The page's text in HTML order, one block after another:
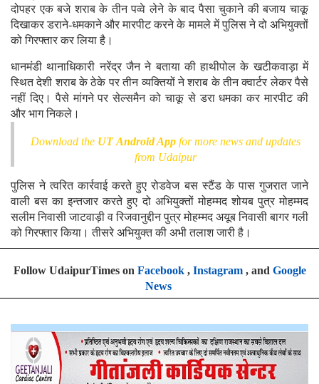
दोपहर एक बजे शराब के तीन पव्वे लेने के बाद पैसा चुकाने की बजाय चाकू
दिखाकर डराने-धमकाने और मारपीट करने के मामले में पुलिस ने दो अभियुक्तों
को गिरफ्तार कर लिया है।
धानमंडी थानाधिकारी नरेंद्र जैन ने बताया की हाथीपोल के खटीकवाड़ा में
स्थित देशी शराब के ठेके पर तीन व्यक्तियों ने शराब के तीन क्वार्टर लेकर पैसे
नहीं दिए। पैसे मांगने पर सेल्समैन को चाकू से डरा धमका कर मारपीट की
और भाग निकले।
Download the UT Android App for more news and updates
from Udaipur
पुलिस ने त्वरित कार्रवाई करते हुए रोडवेज बस स्टैंड के पास गुजरात जाने
वाली बस का इन्तजार करते हुए दो अभियुक्तों मोहम्मद शोयब पुत्र मोहम्मद
सलीम निवासी जाटवाड़ी व रिजवानुद्दीन पुत्र मोहम्मद अयूब निवासी बागर गली
को गिरफ्तार किया। तीसरे अभियुक्त की अभी तलाश जारी है।
Follow UdaipurTimes on Facebook, Instagram, and Google
News